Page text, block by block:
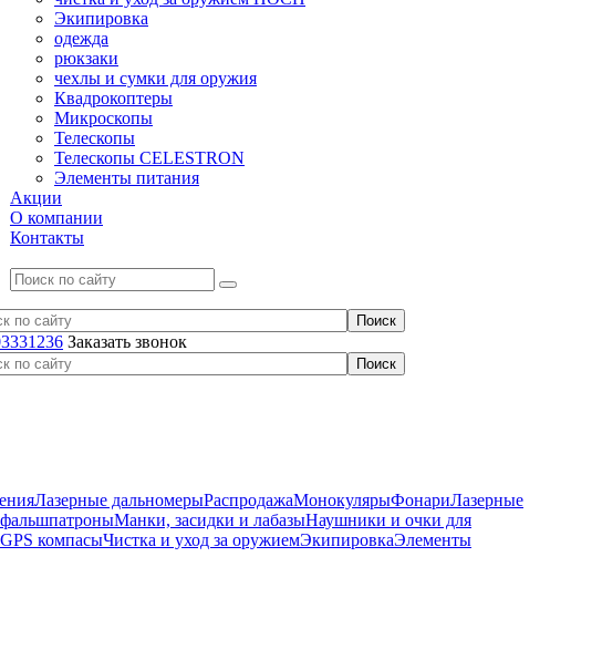
Экипировка
одежда
рюкзаки
чехлы и сумки для оружия
Квадрокоптеры
Микроскопы
Телескопы
Телескопы CELESTRON
Элементы питания
Акции
О компании
Контакты
Заказать звонок
Лазерные дальномерыРаспродажаМонокулярыФонариЛазерные
фальшпатроныМанки, засидки и лабазыНаушники и очки для
компасыЧистка и уход за оружиемЭкипировкаЭлементы